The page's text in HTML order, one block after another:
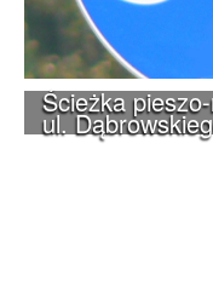
Ścieżka
ul.